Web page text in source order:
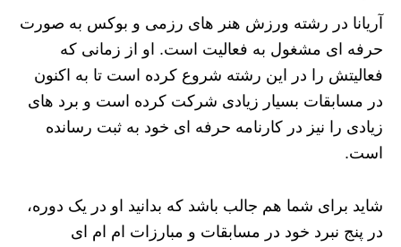
آریانا در رشته ورزش هنر های رزمی و بوکس به صورت
حرفه ای مشغول به فعالیت است. او از زمانی که
فعالیتش را در این رشته شروع کرده است تا به اکنون
در مسابقات بسیار زیادی شرکت کرده است و برد های
زیادی را نیز در کارنامه حرفه ای خود به ثبت رسانده
است.
شاید برای شما هم جالب باشد که بدانید او در یک دوره،
در پنج نبرد خود در مسابقات و مبارزات ام ام ای